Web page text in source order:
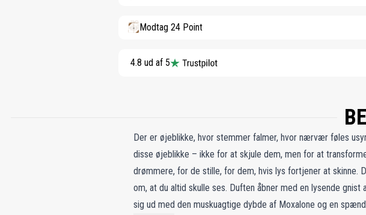
Modtag 24 Point
4.8 ud af 5
Der er øjeblikke, hvor stemmer falmer, hvor nærvær føles
disse øjeblikke – ikke for at skjule dem, men for at
drømmere, for de stille, for dem, hvis lys fortjener at skinne.
om, at du altid skulle ses. Duften åbner med en lysende
sig ud med den muskuagtige dybde af Moxalone og en